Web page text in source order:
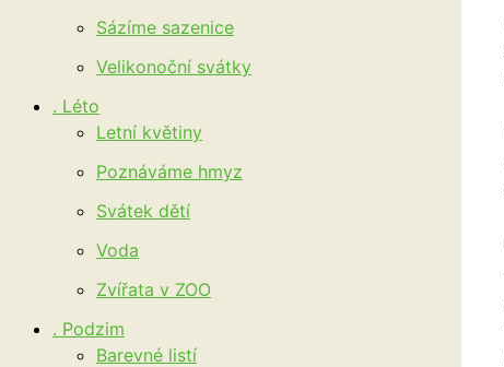
Sázíme sazenice
Velikonoční svátky
. Léto
Letní květiny
Poznáváme hmyz
Svátek dětí
Voda
Zvířata v ZOO
. Podzim
Barevné listí